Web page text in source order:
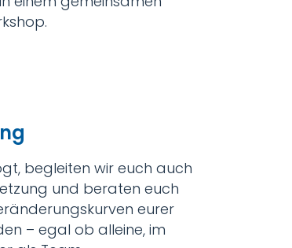
begleiten wir euch auch
und beraten euch
eurer
– egal ob alleine, im